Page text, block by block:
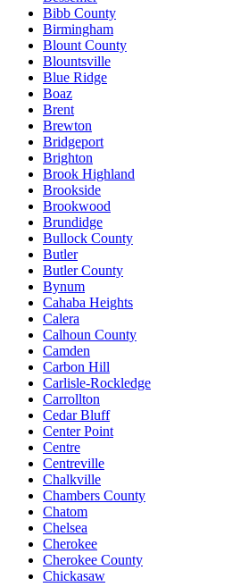
Bibb County
Birmingham
Blount County
Blountsville
Blue Ridge
Boaz
Brent
Brewton
Bridgeport
Brighton
Brook Highland
Brookside
Brookwood
Brundidge
Bullock County
Butler
Butler County
Bynum
Cahaba Heights
Calera
Calhoun County
Camden
Carbon Hill
Carlisle-Rockledge
Carrollton
Cedar Bluff
Center Point
Centre
Centreville
Chalkville
Chambers County
Chatom
Chelsea
Cherokee
Cherokee County
Chickasaw